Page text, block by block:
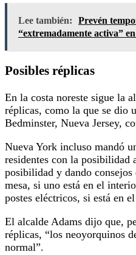
Lee también:
Prevén
“extremadamente activa”
Posibles réplicas
En la costa noreste sigue la
réplicas, como la que se dio
Bedminster, Nueva Jersey,
Nueva York incluso mandó
residentes con la posibilidad
posibilidad y dando consejos
mesa, si uno está en el
postes eléctricos, si está en
El alcalde Adams dijo que,
réplicas, “los neoyorquinos
normal”.